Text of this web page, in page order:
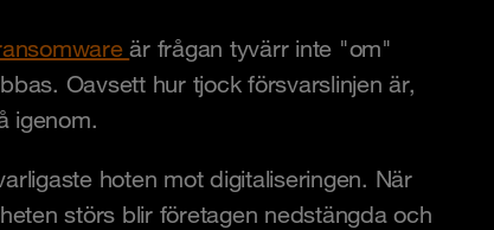
är frågan tyvärr inte "om"
Oavsett hur tjock försvarslinjen är,
igenom.
hoten mot digitaliseringen. När
störs blir företagen nedstängda och